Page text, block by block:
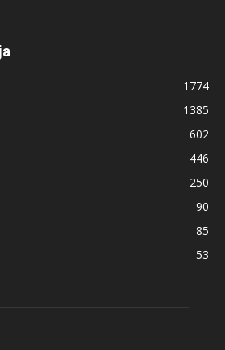
1774
1385
602
446
250
90
85
53